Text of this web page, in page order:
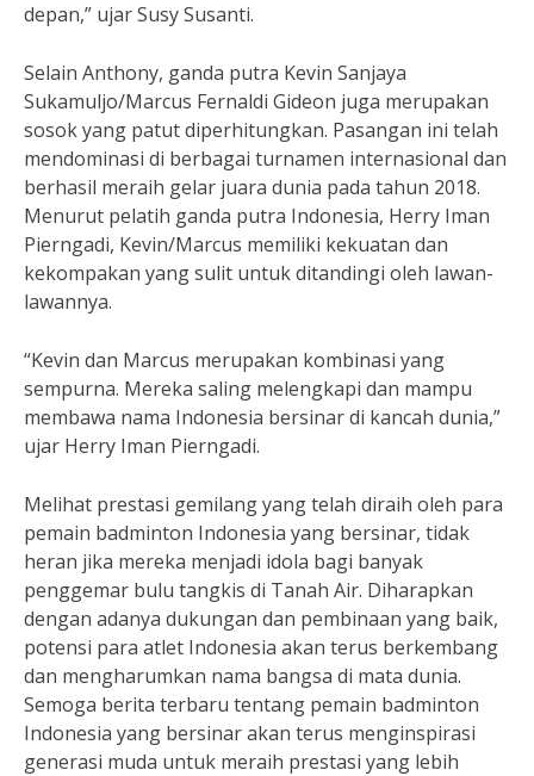
depan,” ujar Susy Susanti.
Selain Anthony, ganda putra Kevin Sanjaya
Sukamuljo/Marcus Fernaldi Gideon juga merupakan
sosok yang patut diperhitungkan. Pasangan ini telah
mendominasi di berbagai turnamen internasional dan
berhasil meraih gelar juara dunia pada tahun 2018.
Menurut pelatih ganda putra Indonesia, Herry Iman
Pierngadi, Kevin/Marcus memiliki kekuatan dan
kekompakan yang sulit untuk ditandingi oleh lawan-
lawannya.
“Kevin dan Marcus merupakan kombinasi yang
sempurna. Mereka saling melengkapi dan mampu
membawa nama Indonesia bersinar di kancah dunia,”
ujar Herry Iman Pierngadi.
Melihat prestasi gemilang yang telah diraih oleh para
pemain badminton Indonesia yang bersinar, tidak
heran jika mereka menjadi idola bagi banyak
penggemar bulu tangkis di Tanah Air. Diharapkan
dengan adanya dukungan dan pembinaan yang baik,
potensi para atlet Indonesia akan terus berkembang
dan mengharumkan nama bangsa di mata dunia.
Semoga berita terbaru tentang pemain badminton
Indonesia yang bersinar akan terus menginspirasi
generasi muda untuk meraih prestasi yang lebih